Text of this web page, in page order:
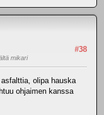
#38
mikari
olipa hauska
ohjaimen kanssa